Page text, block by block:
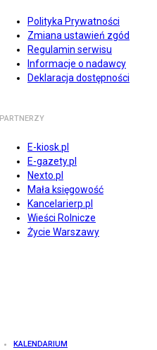
Polityka Prywatności
Zmiana ustawień zgód
Regulamin serwisu
Informacje o nadawcy
Deklaracja dostępności
PARTNERZY
E-kiosk.pl
E-gazety.pl
Nexto.pl
Mała księgowość
Kancelarierp.pl
Wieści Rolnicze
Życie Warszawy
KALENDARIUM